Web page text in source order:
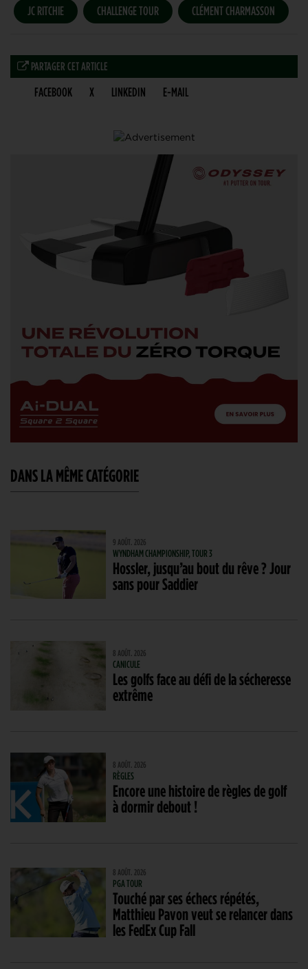
JC RITCHIE CHALLENGE TOUR CLÉMENT CHARMASSON
PARTAGER CET ARTICLE
FACEBOOK X LINKEDIN E-MAIL
DANS LA MÊME CATÉGORIE
9 AOÛT. 2026
WYNDHAM CHAMPIONSHIP, TOUR 3
Hossler, jusqu’au bout du rêve ? Jour
sans pour Saddier
8 AOÛT. 2026
CANICULE
Les golfs face au défi de la sécheresse
extrême
8 AOÛT. 2026
RÈGLES
Encore une histoire de règles de golf
à dormir debout !
8 AOÛT. 2026
PGA TOUR
Touché par ses échecs répétés,
Matthieu Pavon veut se relancer dans
les FedEx Cup Fall